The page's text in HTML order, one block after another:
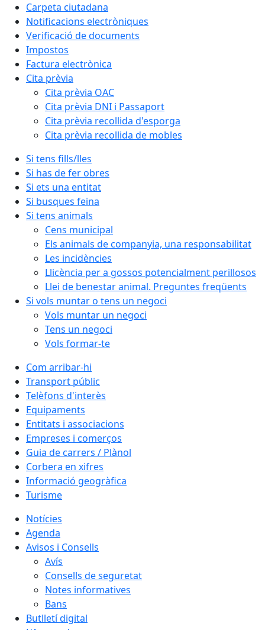
Carpeta ciutadana
Notificacions electròniques
Verificació de documents
Impostos
Factura electrònica
Cita prèvia
Cita prèvia OAC
Cita prèvia DNI i Passaport
Cita prèvia recollida d'esporga
Cita prèvia recollida de mobles
Si tens fills/lles
Si has de fer obres
Si ets una entitat
Si busques feina
Si tens animals
Cens municipal
Els animals de companyia, una responsabilitat
Les incidències
Llicència per a gossos potencialment perillosos
Llei de benestar animal. Preguntes freqüents
Si vols muntar o tens un negoci
Vols muntar un negoci
Tens un negoci
Vols formar-te
Com arribar-hi
Transport públic
Telèfons d'interès
Equipaments
Entitats i associacions
Empreses i comerços
Guia de carrers / Plànol
Corbera en xifres
Informació geogràfica
Turisme
Notícies
Agenda
Avisos i Consells
Avís
Consells de seguretat
Notes informatives
Bans
Butlletí digital